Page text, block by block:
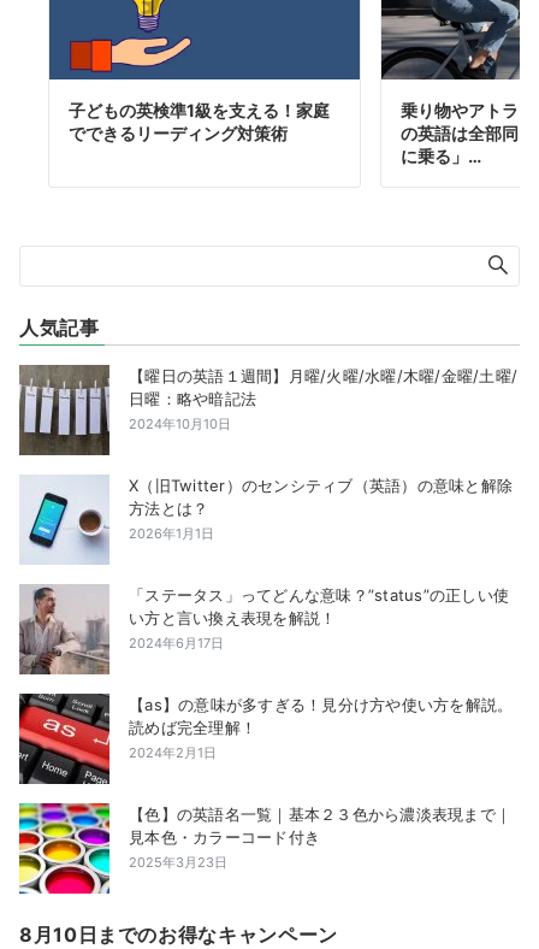
子どもの英検準1級を支える！家庭
でできるリーディング対策術
乗り物やアトラ
の英語は全部同
に乗る」…
人気記事
【曜日の英語１週間】月曜/火曜/水曜/木曜/金曜/土曜/
日曜：略や暗記法
2024年10月10日
X（旧Twitter）のセンシティブ（英語）の意味と解除
方法とは？
2026年1月1日
「ステータス」ってどんな意味？”status”の正しい使
い方と言い換え表現を解説！
2024年6月17日
【as】の意味が多すぎる！見分け方や使い方を解説。
読めば完全理解！
2024年2月1日
【色】の英語名一覧｜基本２３色から濃淡表現まで｜
見本色・カラーコード付き
2025年3月23日
8月10日までのお得なキャンペーン